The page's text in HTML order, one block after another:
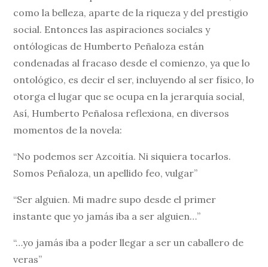
como la belleza, aparte de la riqueza y del prestigio
social. Entonces las aspiraciones sociales y
ontólogicas de Humberto Peñaloza están
condenadas al fracaso desde el comienzo, ya que lo
ontológico, es decir el ser, incluyendo al ser físico, lo
otorga el lugar que se ocupa en la jerarquía social,
Así, Humberto Peñalosa reflexiona, en diversos
momentos de la novela:
“No podemos ser Azcoitía. Ni siquiera tocarlos.
Somos Peñaloza, un apellido feo, vulgar”
“Ser alguien. Mi madre supo desde el primer
instante que yo jamás iba a ser alguien…”
“…yo jamás iba a poder llegar a ser un caballero de
veras”